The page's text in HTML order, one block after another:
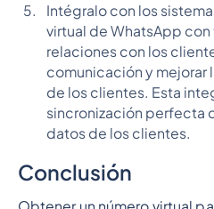
Intégralo con los
virtual de WhatsApp
relaciones con los
comunicación y mejorar
de los clientes. Esta
sincronización perfecta
datos de los clientes.
Conclusión